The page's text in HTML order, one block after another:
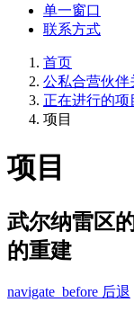
单一窗口
联系方式
首页
公私合营伙伴
正在进行的项
项目
项目
武尔纳雷区
的重建
navigate_before 后退